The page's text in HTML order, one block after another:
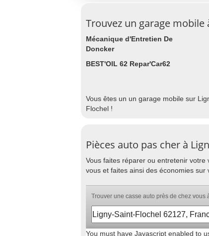
Trouvez un garage mobile
Mécanique d'Entretien De
Doncker
BEST'OIL 62 Repar'Car62
Vous êtes un un garage mobile sur
Flochel !
Pièces auto pas cher à
Vous faites réparer ou entretenir
vous et faites ainsi des économies sur